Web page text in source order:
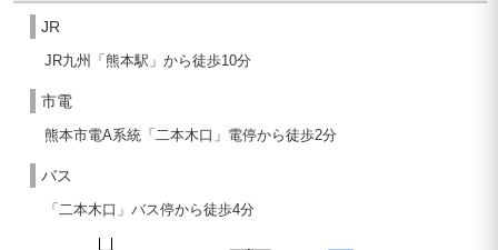
JR
JR九州「熊本駅」から徒歩10分
市電
熊本市電A系統「二本木口」電停から徒歩2分
バス
「二本木口」バス停から徒歩4分